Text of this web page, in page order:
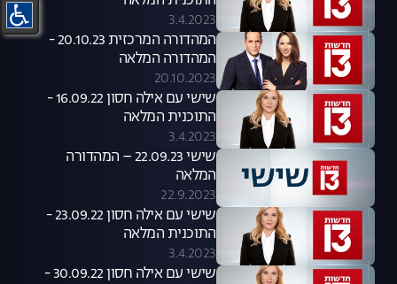
3.4.2023
המהדורה המרכזית 20.10.23 -
המהדורה המלאה
20.10.2023
שישי עם אילה חסון 16.09.22 -
התוכנית המלאה
3.4.2023
שישי 22.09.23 – המהדורה
המלאה
22.9.2023
שישי עם אילה חסון 23.09.22 -
התוכנית המלאה
3.4.2023
שישי עם אילה חסון 30.09.22 -